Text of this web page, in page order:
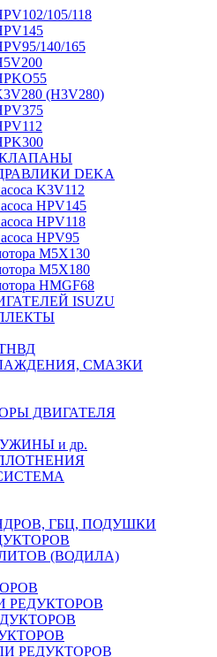
105/118
140/165
(H3V280)
КЛАПАНЫ
DEKA
K3V112
HPV145
HPV118
HPV95
M5X130
M5X180
HMGF68
ISUZU
СМАЗКИ
ДВИГАТЕЛЯ
и др.
ГБЦ, ПОДУШКИ
(ВОДИЛА)
РЕДУКТОРОВ